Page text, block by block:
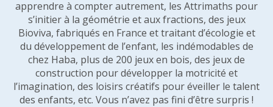
apprendre à compter autrement, les Attrimaths pour
s’initier à la géométrie et aux fractions, des jeux
Bioviva, fabriqués en France et traitant d’écologie et
du développement de l’enfant, les indémodables de
chez Haba, plus de 200 jeux en bois, des jeux de
construction pour développer la motricité et
l’imagination, des loisirs créatifs pour éveiller le talent
des enfants, etc. Vous n’avez pas fini d’être surpris !